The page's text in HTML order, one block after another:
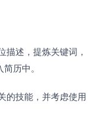
描述，提炼关键词，
历中。
的技能，并考虑使用